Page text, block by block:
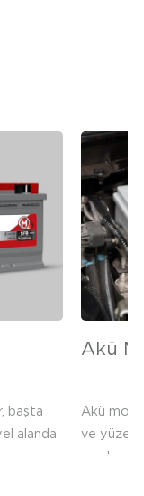
başta
alanda
Akü
Akü
ve yüzey
yapılan